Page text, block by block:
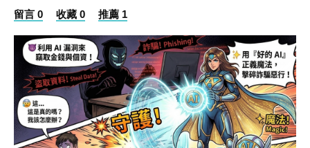
留言 0 收藏 0 推薦 1